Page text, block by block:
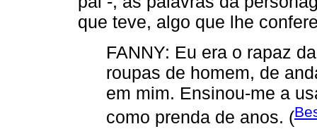
que teve, algo que lhe
FANNY: Eu era o rapaz
roupas de homem, de
em mim. Ensinou-me a
como prenda de anos. (